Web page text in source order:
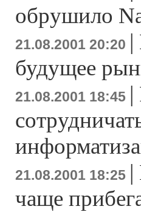
обрушило
21.08.2001 20:20 |
будущее
21.08.2001 18:45 |
21.08.2001 18:25 |
чаще